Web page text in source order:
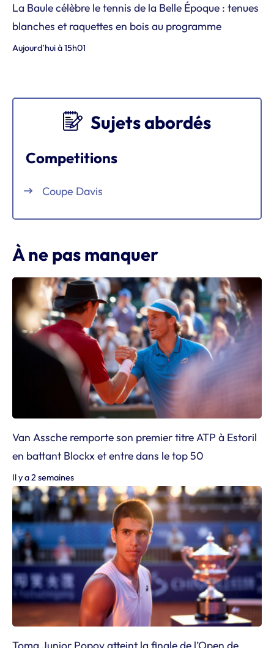
La Baule célèbre le tennis de la Belle Époque : tenues
blanches et raquettes en bois au programme
Aujourd’hui à 15h01
Sujets abordés
Competitions
Coupe Davis
À ne pas manquer
Van Assche remporte son premier titre ATP à Estoril
en battant Blockx et entre dans le top 50
Il y a 2 semaines